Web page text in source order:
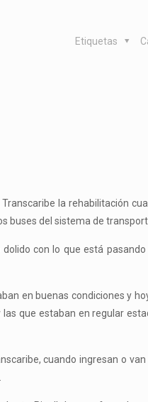
Etiquetas
la rehabilitación
buses del sistema de
con lo que está pasando
en buenas condiciones y
que estaban en regular
cuando ingresan o van